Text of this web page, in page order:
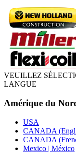
VEUILLEZ
LANGUE
Amérique du
USA
CANADA
CANADA
Mexico | México